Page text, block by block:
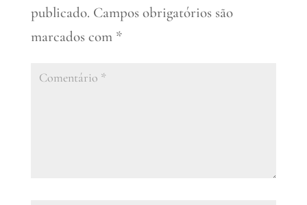
publicado. Campos obrigatórios são
marcados com *